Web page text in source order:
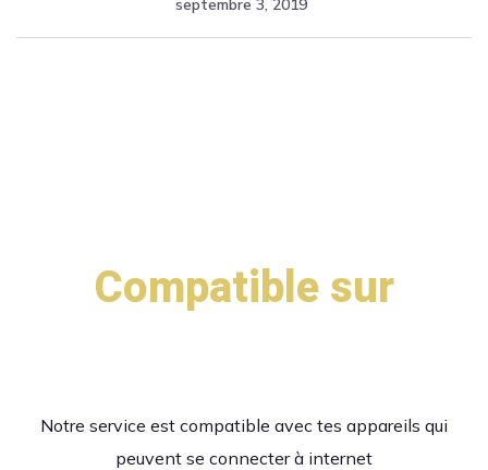
septembre 3, 2019
Compatible sur
Notre service est compatible avec tes appareils qui
peuvent se connecter à internet